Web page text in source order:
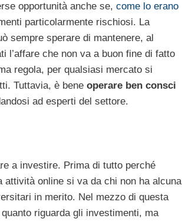
opportunità anche se, come lo erano
particolarmente rischiosi. La
sempre sperare di mantenere, al
l’affare che non va a buon fine di fatto
regola, per qualsiasi mercato si
Tuttavia, è bene operare ben consci
ad esperti del settore.
a investire. Prima di tutto perché
online si va da chi non ha alcuna
in merito. Nel mezzo di questa
riguarda gli investimenti, ma